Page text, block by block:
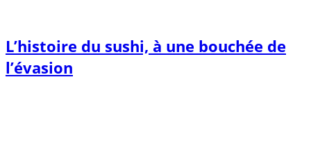
L’histoire du sushi, à une bouchée de
l’évasion